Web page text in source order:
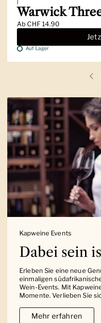
Warwick
AbCHF 14.90
Auf Lager
Kapweine Events
Dabei sein
Erleben Sie eine neue
einmaligen
Wein-Events. Mit
Momente. Verlieben Sie
Mehr erfahren